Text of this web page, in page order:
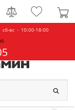
вс - 10:00-18:00